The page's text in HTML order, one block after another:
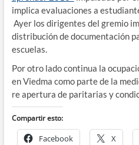
implica evaluaciones a
Ayer los dirigentes del gremio
distribución de documentación
escuelas.
Por otro lado continua la
en Viedma como parte de la
re apertura de paritarias y
Compartir esto:
Facebook X